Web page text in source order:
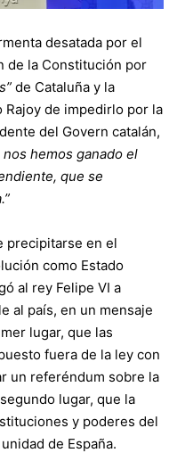
desatada por el
de la Constitución por
de Cataluña y la
de impedirlo por la
del Govern catalán,
nos hemos ganado el
que se
precipitarse en el
como Estado
al rey Felipe VI a
al país, en un mensaje
lugar, que las
fuera de la ley con
un referéndum sobre la
lugar, que la
y poderes del
de España.